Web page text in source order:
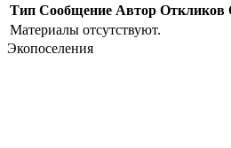
Тип Сообщение Автор Откликов
Материалы отсутствуют.
Экопоселения